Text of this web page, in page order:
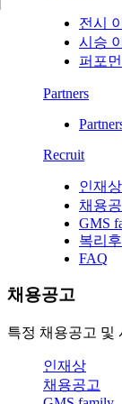
전시
시승
퍼포
Partners
Recruit
인재상
채용
GMS
복리
FAQ
채용공고
특정 채용공고 및
인재상
채용공고